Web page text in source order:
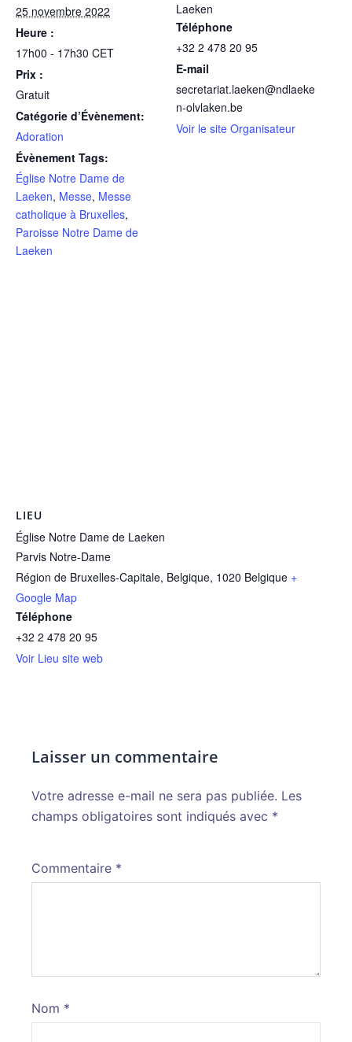
25 novembre 2022
Heure :
17h00 - 17h30 CET
Prix :
Gratuit
Catégorie d’Évènement:
Adoration
Évènement Tags:
Église Notre Dame de
Laeken, Messe, Messe
catholique à Bruxelles,
Paroisse Notre Dame de
Laeken
Laeken
Téléphone
+32 2 478 20 95
E-mail
secretariat.laeken@ndlaeke
n-olvlaken.be
Voir le site Organisateur
LIEU
Église Notre Dame de Laeken
Parvis Notre-Dame
Région de Bruxelles-Capitale, Belgique, 1020 Belgique +
Google Map
Téléphone
+32 2 478 20 95
Voir Lieu site web
Laisser un commentaire
Votre adresse e-mail ne sera pas publiée. Les
champs obligatoires sont indiqués avec *
Commentaire *
Nom *
Alternative: